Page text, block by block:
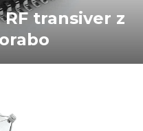
transiver z